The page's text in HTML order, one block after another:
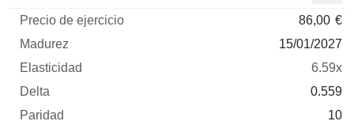
86,00 €
15/01/2027
6.59x
0.559
10